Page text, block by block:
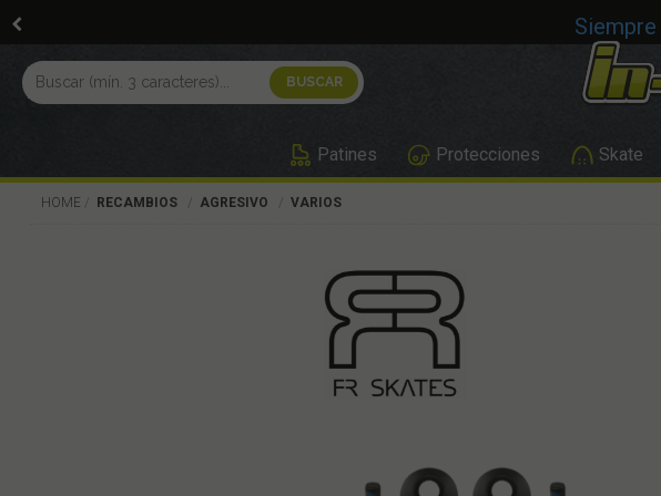
Siempre
Patines Protecciones Skate
HOME RECAMBIOS AGRESIVO VARIOS